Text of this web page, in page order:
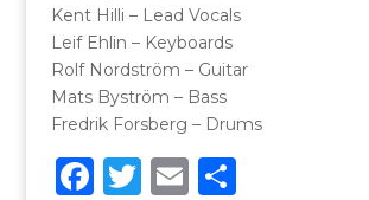
Kent Hilli – Lead Vocals
Leif Ehlin – Keyboards
Rolf Nordström – Guitar
Mats Byström – Bass
Fredrik Forsberg – Drums
F T E C